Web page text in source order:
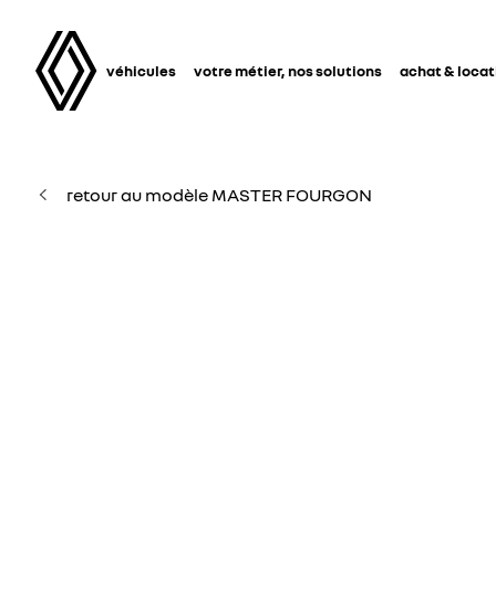
véhicules votre métier, nos solutions achat &
retour au modèle MASTER FOURGON